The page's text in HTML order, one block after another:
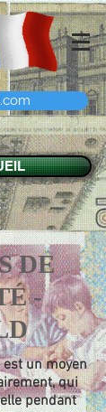
DE
-
un moyen
qui
pendant